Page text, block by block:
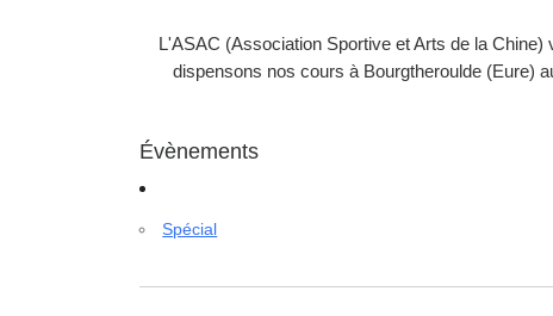
L'ASAC (Association Sportive et Arts de la
dispensons nos cours à Bourgtheroulde (Eure)
Évènements
Spécial